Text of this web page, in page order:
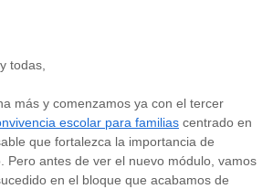
todas,
más y comenzamos ya con el tercer
escolar para familias centrado en
que fortalezca la importancia de
Pero antes de ver el nuevo módulo, vamos
en el bloque que acabamos de